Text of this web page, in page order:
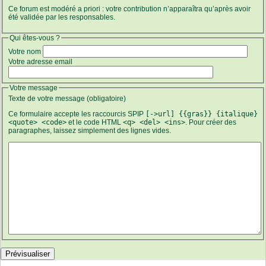
Ce forum est modéré a priori : votre contribution n’apparaîtra qu’après avoir
été validée par les responsables.
Qui êtes-vous ?
Votre nom
Votre adresse email
Votre message
Texte de votre message (obligatoire)
Ce formulaire accepte les raccourcis SPIP
[->url] {{gras}} {italique}
<quote> <code> et le code HTML <q> <del> <ins>. Pour créer des
paragraphes, laissez simplement des lignes vides.